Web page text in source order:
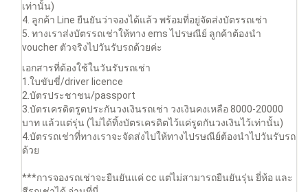
เท่านั้น)
4. ลูกค้า Line ยืนยันว่าจองได้แล้ว พร้อมที่อยู่จัดส่งบัตรรถเช่า
5. ทางเราส่งบัตรรถเช่าให้ทาง ems ไปรษณีย์ ลูกค้าต้องนำ
voucher ตัวจริงไปวันรับรถด้วยค่ะ
เอกสารที่ต้องใช้ในวันรับรถเช่า
1.ใบขับขี่/driver licence
2.บัตรประชาชน/passport
3.บัตรเครดิตรูดประกันวงเงินรถเช่า วงเงินคงเหลือ 8000-20000
บาท แล้วแต่รุ่น (ไม่ได้ทิ้งบัตรเครดิตไว้แค่รูดกันวงเงินไว้เท่านั้น)
4.บัตรรถเช่าที่ทางเราจะจัดส่งไปให้ทางไปรษณีย์ต้องนำไปวันรับรถ
ด้วย
***การจองรถเช่าจะยืนยันแค่ cc แต่ไม่สามารถยืนยันรุ่น ยี่ห้อ และ